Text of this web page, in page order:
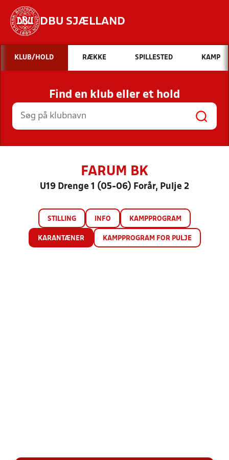
DBU SJÆLLAND
Hvad vil du søge efter?
INDHOLD OG NYHEDER
STILLINGER, RESULTATER, KLUBBER OG
HOLD
KLUB/HOLD RÆKKE SPILLESTED KAMP
Find en klub eller et hold
FARUM BK
U19 Drenge 1 (05-06) Forår, Pulje 2
STILLING INFO KAMPPROGRAM
KARANTÆNER KAMPPROGRAM FOR PULJE